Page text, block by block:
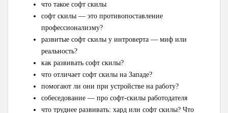
что такое софт скилы
софт скилы — это противопоставление
профессионализму?
развитые софт скилы у интроверта — миф или
реальность?
как развивать софт скилы?
что отличает софт скилы на Западе?
помогают ли они при устройстве на работу?
собеседование — про софт-скилы работодателя
что труднее развивать: хард или софт скилы? Что